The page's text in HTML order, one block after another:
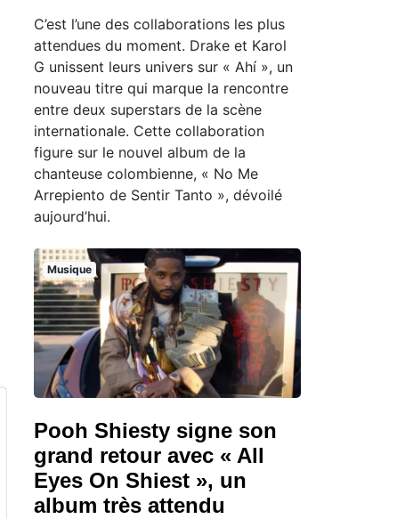
C’est l’une des collaborations les plus
attendues du moment. Drake et Karol
G unissent leurs univers sur « Ahí », un
nouveau titre qui marque la rencontre
entre deux superstars de la scène
internationale. Cette collaboration
figure sur le nouvel album de la
chanteuse colombienne, « No Me
Arrepiento de Sentir Tanto », dévoilé
aujourd’hui.
Musique
Pooh Shiesty signe son
grand retour avec « All
Eyes On Shiest », un
album très attendu